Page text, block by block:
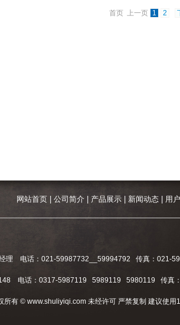
首页 上一页 1 2
网站首页| 公司简介| 产品展示| 新闻动态| 用
理 电话：021-59987732__59994792 传真：021-
电话：0317-5987119 5989119 5980119 传真
所有 © www.shuliyiqi.com 未经许可 严禁复制 建议使